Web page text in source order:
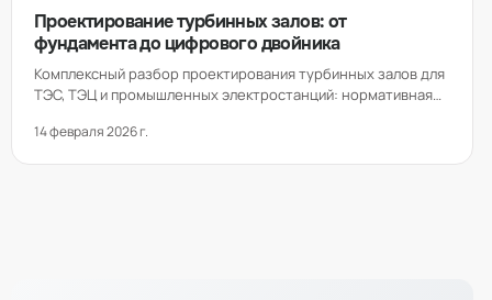
Проектирование турбинных залов: от
фундамента до цифрового двойника
Комплексный разбор проектирования турбинных залов для
ТЭС, ТЭЦ и промышленных электростанций: нормативная
модернизация и тренды 2026 года.
14 февраля 2026 г.